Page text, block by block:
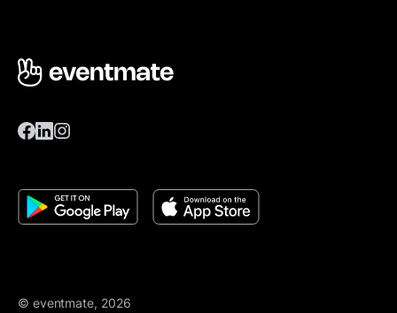
© eventmate, 2026